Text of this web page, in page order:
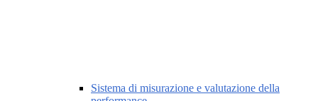
Sistema di misurazione e valutazione della